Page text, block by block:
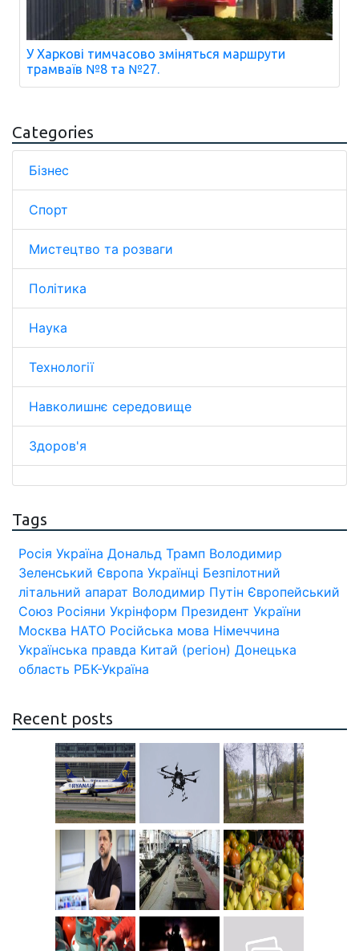
У Харкові тимчасово зміняться маршрути
трамваїв №8 та №27.
Categories
Бізнес
Спорт
Мистецтво та розваги
Політика
Наука
Технології
Навколишнє середовище
Здоров'я
Tags
Росія Україна Дональд Трамп Володимир
Зеленський Європа Українці Безпілотний
літальний апарат Володимир Путін Європейський
Союз Росіяни Укрінформ Президент України
Москва НАТО Російська мова Німеччина
Українська правда Китай (регіон) Донецька
область РБК-Україна
Recent posts